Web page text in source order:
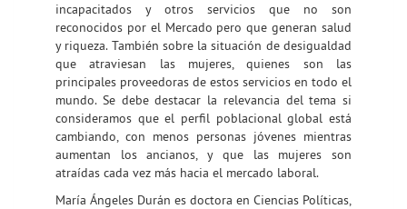
incapacitados y otros servicios que no son
reconocidos por el Mercado pero que generan salud
y riqueza. También sobre la situación de desigualdad
que atraviesan las mujeres, quienes son las
principales proveedoras de estos servicios en todo el
mundo. Se debe destacar la relevancia del tema si
consideramos que el perfil poblacional global está
cambiando, con menos personas jóvenes mientras
aumentan los ancianos, y que las mujeres son
atraídas cada vez más hacia el mercado laboral.
María Ángeles Durán es doctora en Ciencias Políticas,